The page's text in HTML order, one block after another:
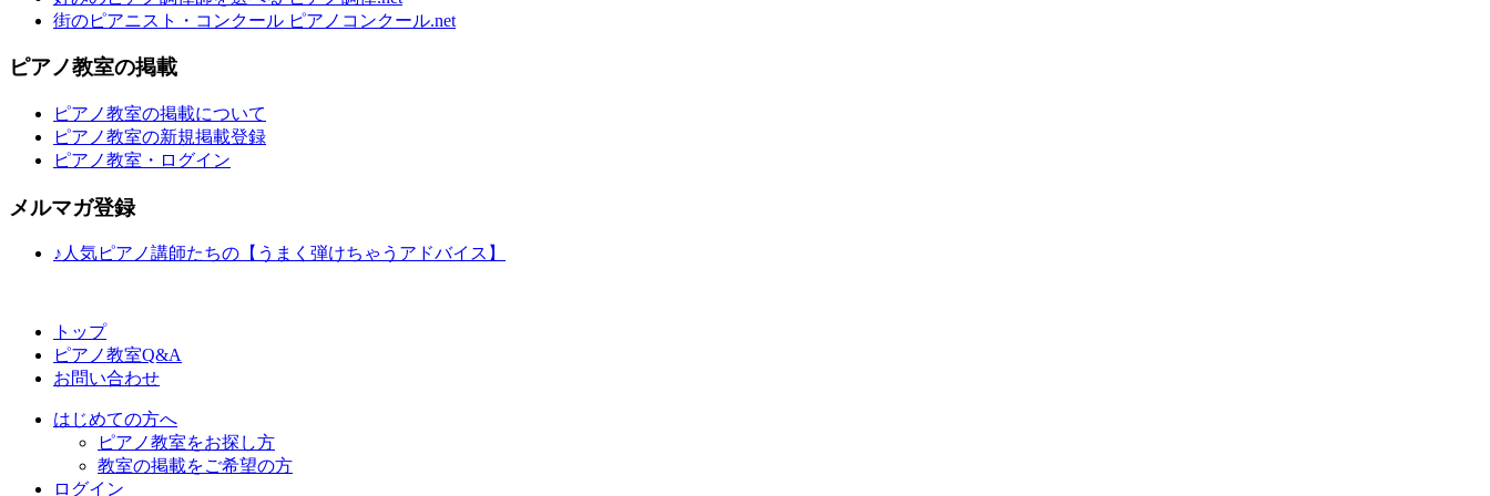
街のピアニスト・コンクール ピアノコンクール.net
ピアノ教室の掲載
ピアノ教室の掲載について
ピアノ教室の新規掲載登録
ピアノ教室・ログイン
メルマガ登録
♪人気ピアノ講師たちの【うまく弾けちゃうアドバイス】
トップ
ピアノ教室Q&A
お問い合わせ
はじめての方へ
ピアノ教室をお探し方
教室の掲載をご希望の方
ログイン